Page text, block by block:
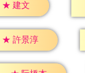
★ 建文
★ 許景淳